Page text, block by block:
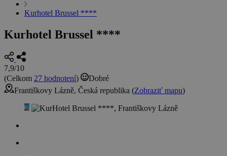
Kurhotel Brussel ****
Kurhotel Brussel ****
7,9/10
(Celkom 27 hodnotení)
Dobré
Františkovy Lázně, Česká republika (Zobraziť mapu)